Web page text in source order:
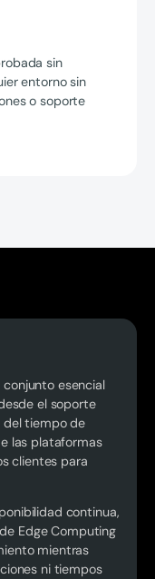
sin
entorno sin
o soporte
esencial
el soporte
del tiempo de
las plataformas
clientes para
continua,
Edge Computing
mientras
ni tiempos